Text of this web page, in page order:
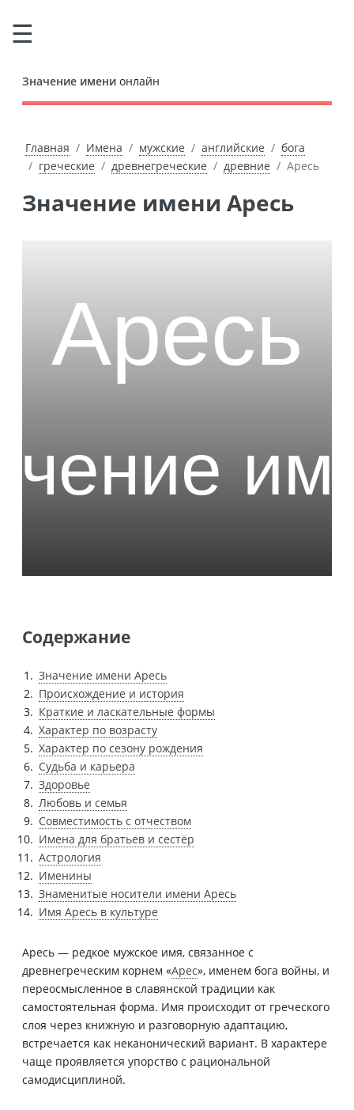
Значение имени онлайн
Главная Имена мужские английские
бога
греческие
древнегреческие древние Аресь
Значение имени Аресь
Содержание
Значение имени Аресь
Происхождение и история
Краткие и ласкательные формы
Характер по возрасту
Характер по сезону рождения
Судьба и карьера
Здоровье
Любовь и семья
Совместимость с отчеством
Имена для братьев и сестёр
Астрология
Именины
Знаменитые носители имени Аресь
Имя Аресь в культуре
Аресь — редкое мужское имя, связанное с
древнегреческим корнем «Арес», именем бога войны, и
переосмысленное в славянской традиции как
самостоятельная форма. Имя происходит от греческого
слоя через книжную и разговорную адаптацию,
встречается как неканонический вариант. В характере
чаще проявляется упорство с рациональной
самодисциплиной.